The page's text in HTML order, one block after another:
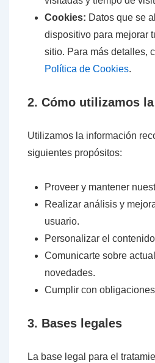
Cookies: Datos que se
dispositivo para mejorar
sitio. Para más detalles,
Política de Cookies.
2. Cómo utilizamos
Utilizamos la información
siguientes propósitos:
Proveer y mantener
Realizar análisis y
usuario.
Personalizar el
Comunicarte sobre
novedades.
Cumplir con
3. Bases legales
La base legal para el